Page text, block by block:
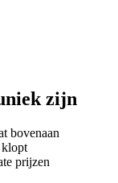
zijn
bovenaan
klopt
prijzen